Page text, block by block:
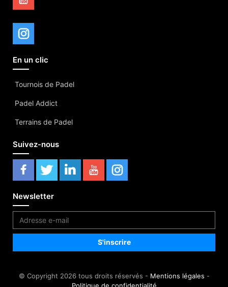
En un clic
Tournois de Padel
Padel Addict
Terrains de Padel
Suivez-nous
Newsletter
© Copyright 2026 tous droits réservés - Mentions légales -
Politique de confidentialité